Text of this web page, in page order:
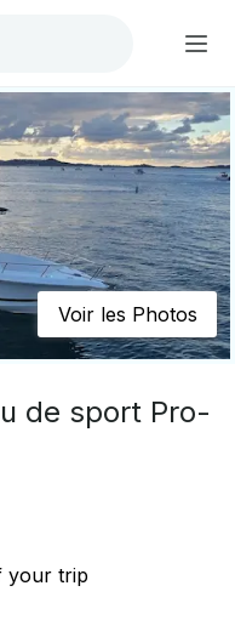
Voir les Photos
de sport Pro-
your trip